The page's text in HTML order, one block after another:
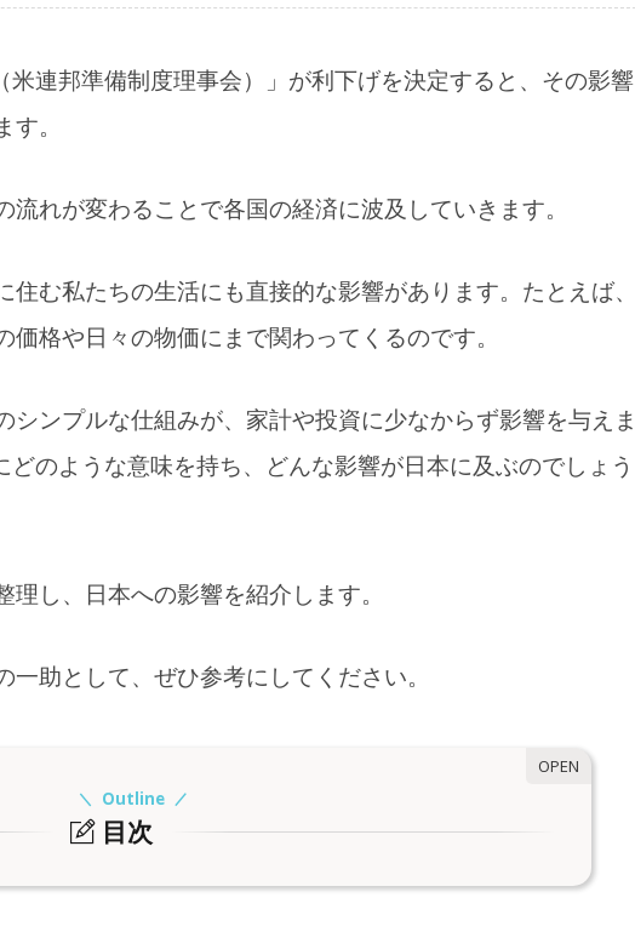
米連邦準備制度理事会）」が利下げを決定すると、その影響
。
れが変わることで各国の経済に波及していきます。
む私たちの生活にも直接的な影響があります。たとえば、
格や日々の物価にまで関わってくるのです。
シンプルな仕組みが、家計や投資に少なからず影響を与えま
のような意味を持ち、どんな影響が日本に及ぶのでしょう
し、日本への影響を紹介します。
助として、ぜひ参考にしてください。
目次
Outline